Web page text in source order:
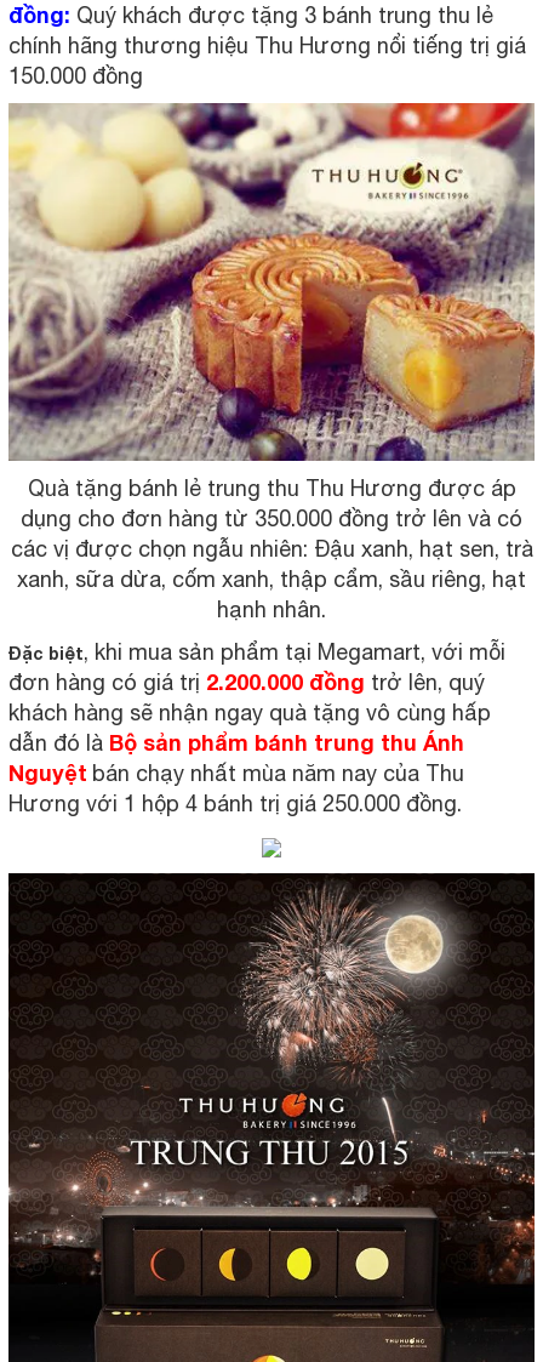
đồng: Quý khách được tặng 3 bánh trung thu lẻ
chính hãng thương hiệu Thu Hương nổi tiếng trị giá
150.000 đồng
Quà tặng bánh lẻ trung thu Thu Hương được áp
dụng cho đơn hàng từ 350.000 đồng trở lên và có
các vị được chọn ngẫu nhiên: Đậu xanh, hạt sen, trà
xanh, sữa dừa, cốm xanh, thập cẩm, sầu riêng, hạt
hạnh nhân.
Đặc biệt, khi mua sản phẩm tại Megamart, với mỗi
đơn hàng có giá trị 2.200.000 đồng trở lên, quý
khách hàng sẽ nhận ngay quà tặng vô cùng hấp
dẫn đó là Bộ sản phẩm bánh trung thu Ánh
Nguyệt bán chạy nhất mùa năm nay của Thu
Hương với 1 hộp 4 bánh trị giá 250.000 đồng.